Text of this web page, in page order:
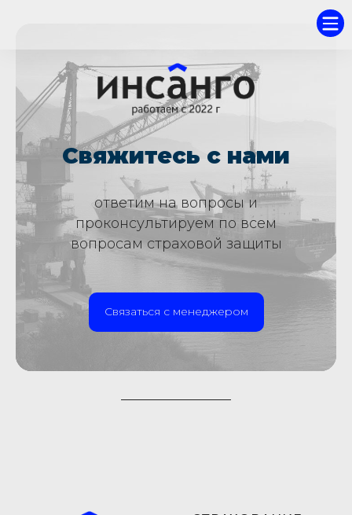
Свяжитесь с нами
ответим на вопросы и
проконсультируем по всем
вопросам страховой защиты
Связаться с менеджером